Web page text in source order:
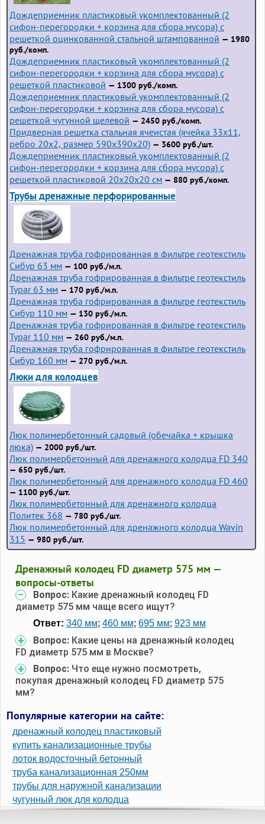
Дождеприемник пластиковый укомплектованный (2
сифон-перегородки + корзина для сбора мусора) с
решеткой оцинкованной стальной штампованной — 1980
руб./комп.
Дождеприемник пластиковый укомплектованный (2
сифон-перегородки + корзина для сбора мусора) с
решеткой пластиковой — 1300 руб./комп.
Дождеприемник пластиковый укомплектованный (2
сифон-перегородки + корзина для сбора мусора) с
решеткой чугунной щелевой — 2450 руб./комп.
Придверная решетка стальная ячеистая (ячейка 33x11,
ребро 20x2, размер 590x390x20) — 3600 руб./шт.
Дождеприемник пластиковый укомплектованный (2
сифон-перегородки + корзина для сбора мусора) с
решеткой пластиковой 20х20х20 см — 880 руб./комп.
Трубы дренажные перфорированные
Дренажная труба гофрированная в фильтре геотекстиль
Сибур 63 мм — 100 руб./м.п.
Дренажная труба гофрированная в фильтре геотекстиль
Typar 63 мм — 170 руб./м.п.
Дренажная труба гофрированная в фильтре геотекстиль
Сибур 110 мм — 130 руб./м.п.
Дренажная труба гофрированная в фильтре геотекстиль
Typar 110 мм — 260 руб./м.п.
Дренажная труба гофрированная в фильтре геотекстиль
Сибур 160 мм — 270 руб./м.п.
Люки для колодцев
Люк полимербетонный садовый (обечайка + крышка
люка) — 2000 руб./шт.
Люк полимербетонный для дренажного колодца FD 340
— 650 руб./шт.
Люк полимербетонный для дренажного колодца FD 460
— 1100 руб./шт.
Люк полимербетонный для дренажного колодца
Политек 368 — 780 руб./шт.
Люк полимербетонный для дренажного колодца Wavin
315 — 980 руб./шт.
Дренажный колодец FD диаметр 575 мм —
вопросы-ответы
Вопрос: Какие дренажный колодец FD
диаметр 575 мм чаще всего ищут?
Ответ: 340 мм; 460 мм; 695 мм; 923 мм
Вопрос: Какие цены на дренажный колодец
FD диаметр 575 мм в Москве?
Вопрос: Что еще нужно посмотреть,
покупая дренажный колодец FD диаметр 575
мм?
Популярные категории на сайте:
дренажный колодец пластиковый
купить канализационные трубы
лоток водосточный бетонный
труба канализационная 250мм
трубы для наружной канализации
чугунный люк для колодца